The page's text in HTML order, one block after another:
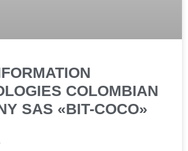
COLOMBIAN
SAS «BIT-COCO»